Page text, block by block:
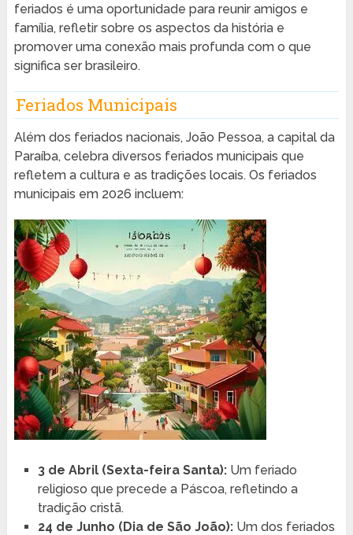
feriados é uma oportunidade para reunir amigos e
família, refletir sobre os aspectos da história e
promover uma conexão mais profunda com o que
significa ser brasileiro.
Feriados Municipais
Além dos feriados nacionais, João Pessoa, a capital da
Paraíba, celebra diversos feriados municipais que
refletem a cultura e as tradições locais. Os feriados
municipais em 2026 incluem:
3 de Abril (Sexta-feira Santa):Um feriado
religioso que precede a Páscoa, refletindo a
tradição cristã.
24 de Junho (Dia de São João):Um dos feriados